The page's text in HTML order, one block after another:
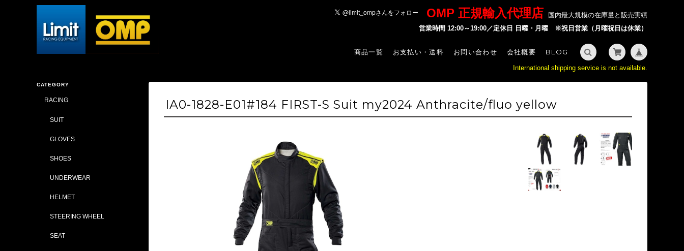
OMP 正規輸入代理店
国内最大規模の在庫量と販売実績
営業時間 12:00～19:00／定休日 日曜・月曜 ※祝日営業（月曜祝日は休業）
商品一覧 お支払い・送料 お問い合わせ 会社概要 BLOG
International shipping service is not available.
IA0-1828-E01#184 FIRST-S Suit my2024 Anthracite/fluo yellow
CATEGORY
RACING
SUIT
GLOVES
SHOES
UNDERWEAR
HELMET
STEERING WHEEL
SEAT